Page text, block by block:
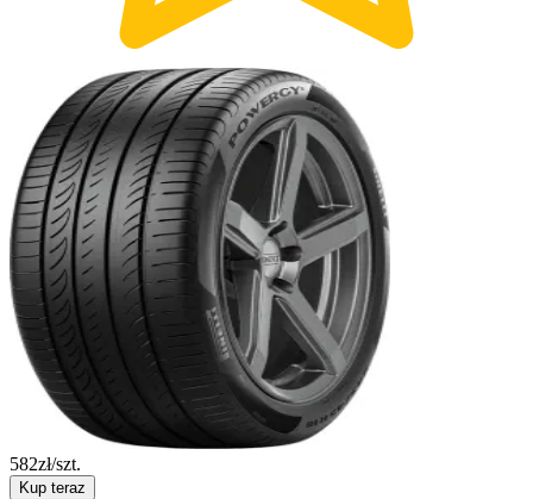
582zł/szt.
Kup teraz